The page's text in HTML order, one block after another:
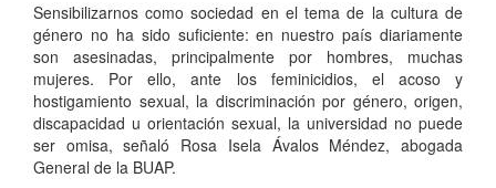
Sensibilizarnos como sociedad en el tema de la cultura de
género no ha sido suficiente: en nuestro país diariamente
son asesinadas, principalmente por hombres, muchas
mujeres. Por ello, ante los feminicidios, el acoso y
hostigamiento sexual, la discriminación por género, origen,
discapacidad u orientación sexual, la universidad no puede
ser omisa, señaló Rosa Isela Ávalos Méndez, abogada
General de la BUAP.